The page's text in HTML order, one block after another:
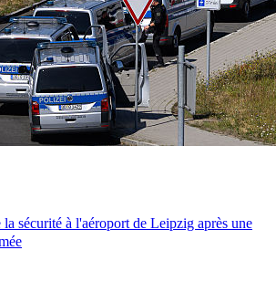
sécurité à l'aéroport de Leipzig après une